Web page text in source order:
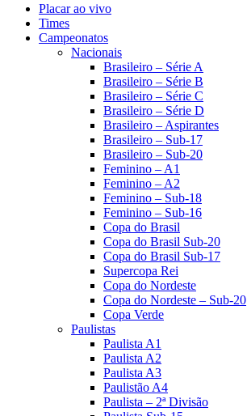
Placar ao vivo
Times
Campeonatos
Nacionais
Brasileiro – Série A
Brasileiro – Série B
Brasileiro – Série C
Brasileiro – Série D
Brasileiro – Aspirantes
Brasileiro – Sub-17
Brasileiro – Sub-20
Feminino – A1
Feminino – A2
Feminino – Sub-18
Feminino – Sub-16
Copa do Brasil
Copa do Brasil Sub-20
Copa do Brasil Sub-17
Supercopa Rei
Copa do Nordeste
Copa do Nordeste – Sub-20
Copa Verde
Paulistas
Paulista A1
Paulista A2
Paulista A3
Paulistão A4
Paulista – 2ª Divisão